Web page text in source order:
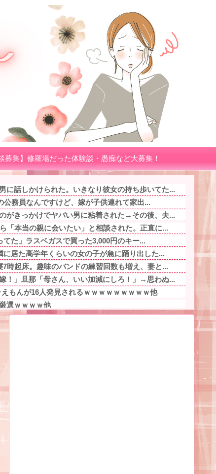
募集】修羅場だった体験談・愚痴など大募集！
に話しかけられた。いきなり彼女の持ち歩いてた...
公務員なんですけど、嫁が子供連れて家出...
がきっかけでヤバい男に粘着された→その後、夫...
「本当の親に会いたい」と相談された。正直に...
てた」ラスベガスで買った3,000円のキー...
に居た高学年くらいの女の子が急に踊り出した...
時起床。趣味のバンドの練習回数も増え、妻と...
！」旦那「母さん、いい加減にしろ！」→思わぬ...
えもんが16人発見されるｗｗｗｗｗｗｗｗｗ他
選ｗｗｗｗ他
ニーガールコスプレでうっかり谷間が見えてしま...
＆巫女たちが潮で水打ちを実施wwwwwwww...